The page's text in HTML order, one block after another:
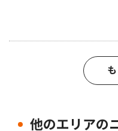
他のエリアの